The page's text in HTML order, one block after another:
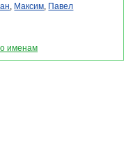
, Максим, Павел
именам